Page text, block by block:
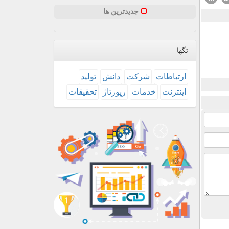
جدیدترین ها
تگها
ارتباطات شركت دانش
تولید
اینترنت
خدمات رپورتاژ تحقیقات